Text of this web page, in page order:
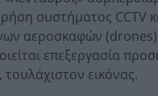
συστήματος CCTV
αεροσκαφών
επεξεργασία
εικόνας.